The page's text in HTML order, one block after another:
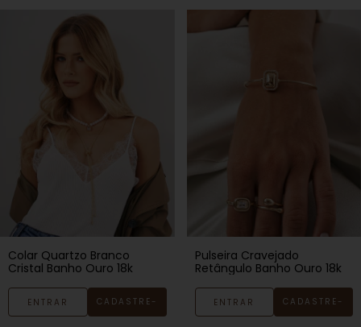
Colar Quartzo Branco
Cristal Banho Ouro 18k
ENTRAR CADASTRE-
Pulseira Cravejado
Retângulo Banho Ouro 18k
ENTRAR CADASTRE-